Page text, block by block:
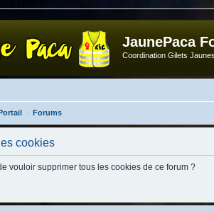
JaunePaca
Coordination Gilets
Forums
cookies
vouloir supprimer tous les cookies de ce forum ?